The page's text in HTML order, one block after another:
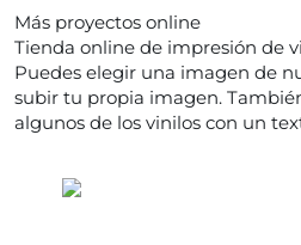
Más proyectos online
Tienda online de impresión de
Puedes elegir una imagen de
subir tu propia imagen.
algunos de los vinilos con un